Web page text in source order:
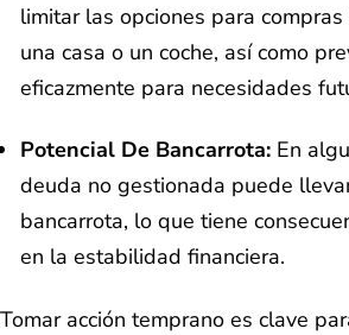
limitar las opciones para
una casa o un coche, así como
eficazmente para necesidades
Potencial De Bancarrota: En
deuda no gestionada puede
bancarrota, lo que tiene
en la estabilidad financiera.
Tomar acción temprano es clave